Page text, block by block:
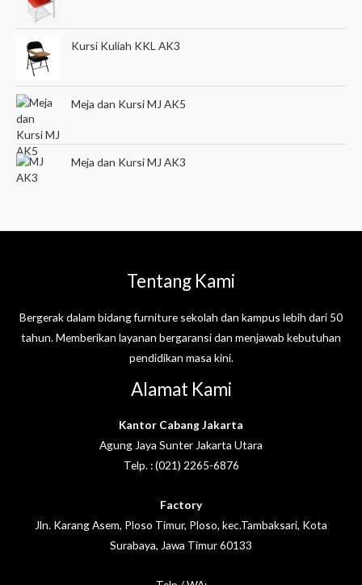
Kursi Kuliah KKL AK3
Meja dan Kursi MJ AK5
Meja dan Kursi MJ AK3
Tentang Kami
Bergerak dalam bidang furniture sekolah dan kampus lebih dari 50
tahun. Memberikan layanan bergaransi dan menjawab kebutuhan
pendidikan masa kini.
Alamat Kami
Kantor Cabang Jakarta
Agung Jaya Sunter Jakarta Utara
Telp. : (021) 2265-6876
Factory
Jln. Karang Asem, Ploso Timur, Ploso, kec.Tambaksari, Kota
Surabaya, Jawa Timur 60133